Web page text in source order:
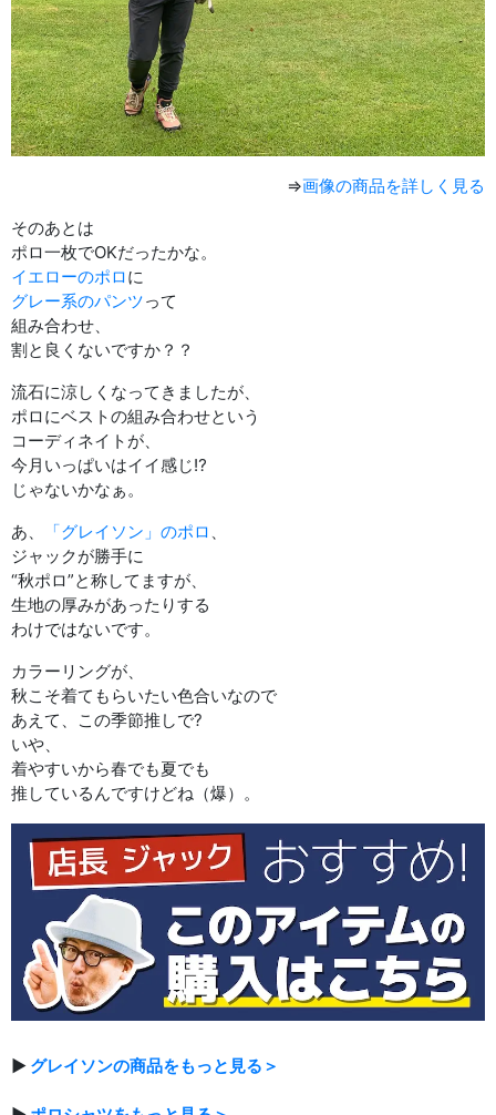
⇒画像の商品を詳しく見る
そのあとは
ポロ一枚でOKだったかな。
イエローのポロに
グレー系のパンツって
組み合わせ、
割と良くないですか？？
流石に涼しくなってきましたが、
ポロにベストの組み合わせという
コーディネイトが、
今月いっぱいはイイ感じ⁉︎
じゃないかなぁ。
あ、
「グレイソン」のポロ 、
ジャックが勝手に
“秋ポロ”と称してますが、
生地の厚みがあったりする
わけではないです。
カラーリングが、
秋こそ着てもらいたい色合いなので
あえて、この季節推しで?
いや、
着やすいから春でも夏でも
推しているんですけどね（爆）。
▶ グレイソンの商品をもっと見る＞